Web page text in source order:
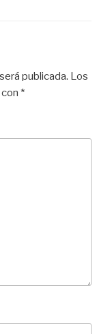
publicada. Los
*